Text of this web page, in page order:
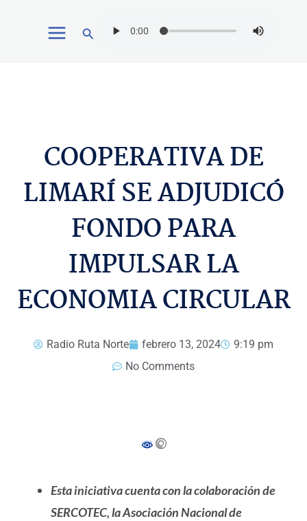
Buscar
COOPERATIVA DE
LIMARÍ SE ADJUDICÓ
FONDO PARA
IMPULSAR LA
ECONOMIA CIRCULAR
Radio Ruta Norte febrero 13, 2024
9:19 pm
No Comments
Esta iniciativa cuenta con la colaboración de
SERCOTEC, la Asociación Nacional de